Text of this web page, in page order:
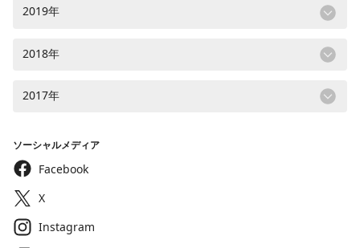
2019年
2018年
2017年
ソーシャルメディア
Facebook
X
Instagram